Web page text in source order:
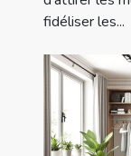
fidéliser les...